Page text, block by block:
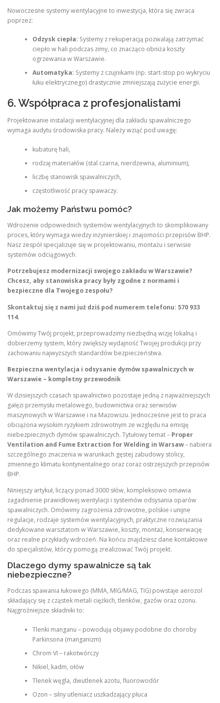
Nowoczesne systemy wentylacyjne to inwestycja, która się zwraca
poprzez:
Odzysk ciepła: Systemy z rekuperacją pozwalają zatrzymać
ciepło w hali podczas zimy, co znacząco obniża koszty
ogrzewania w Warszawie.
Automatyka: Systemy z czujnikami (np. start-stop po wykryciu
łuku elektrycznego) drastycznie zmniejszają zużycie energii.
6. Współpraca z profesjonalistami
Projektowanie instalacji wentylacyjnej dla zakładu spawalniczego
wymaga audytu środowiska pracy. Należy wziąć pod uwagę:
kubaturę hali,
rodzaj materiałów (stal czarna, nierdzewna, aluminium),
liczbę stanowisk spawalniczych,
częstotliwość pracy spawaczy.
Jak możemy Państwu pomóc?
Wdrożenie odpowiednich systemów wentylacyjnych to skomplikowany
proces, który wymaga wiedzy inżynierskiej i znajomości przepisów BHP.
Nasz zespół specjalizuje się w projektowaniu, montażu i serwisie
systemów odciągowych.
Potrzebujesz modernizacji swojego zakładu w Warszawie?
Chcesz, aby stanowiska pracy były zgodne z normami i
bezpieczne dla Twojego zespołu?
Skontaktuj się z nami już dziś pod numerem telefonu: 570 933
114.
Omówimy Twój projekt, przeprowadzimy niezbędną wizję lokalną i
dobierzemy system, który zwiększy wydajność Twojej produkcji przy
zachowaniu najwyższych standardów bezpieczeństwa.
Bezpieczna wentylacja i odsysanie dymów spawalniczych w
Warszawie – kompletny przewodnik
W dzisiejszych czasach spawalnictwo pozostaje jedną z najważniejszych
gałęzi przemysłu metalowego, budownictwa oraz serwisów
maszynowych w Warszawie i na Mazowszu. Jednocześnie jest to praca
obciążona wysokim ryzykiem zdrowotnym ze względu na emisję
niebezpiecznych dymów spawalniczych. Tytułowy temat – Proper
Ventilation and Fume Extraction for Welding in Warsaw– nabiera
szczególnego znaczenia w warunkach gęstej zabudowy stolicy,
zmiennego klimatu kontynentalnego oraz coraz ostrzejszych przepisów
BHP.
Niniejszy artykuł, liczący ponad 3000 słów, kompleksowo omawia
zagadnienie prawidłowej wentylacji i systemów odsysania oparów
spawalniczych. Omówimy zagrożenia zdrowotne, polskie i unijne
regulacje, rodzaje systemów wentylacyjnych, praktyczne rozwiązania
dedykowane warsztatom w Warszawie, koszty, montaż, konserwację
oraz realne przykłady wdrożeń. Na końcu znajdziesz dane kontaktowe
do specjalistów, którzy pomogą zrealizować Twój projekt.
Dlaczego dymy spawalnicze są tak
niebezpieczne?
Podczas spawania łukowego (MMA, MIG/MAG, TIG) powstaje aerozol
składający się z cząstek metali ciężkich, tlenków, gazów oraz ozonu.
Najgroźniejsze składniki to:
Tlenki manganu – powodują objawy podobne do choroby
Parkinsona (manganizm)
Chrom VI – rakotwórczy
Nikiel, kadm, ołów
Tlenek węgla, dwutlenek azotu, fluorowodór
Ozon – silny utleniacz uszkadzający płuca